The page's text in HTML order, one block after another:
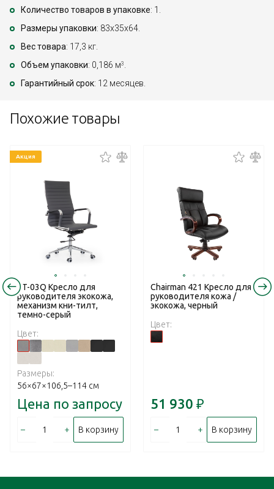
Количество товаров в упаковке: 1.
Размеры упаковки: 83x35x64.
Вес товара: 17,3 кг.
Объем упаковки: 0,186 м3
Гарантийный срок: 12 месяцев.
Похожие товары
Акция
RT-03Q Кресло для
руководителя экокожа,
механизм кни-тилт,
темно-серый
Цвет:
Размеры:
56×67×106,5–114 см
Цена по запросу
– + В корзину
Chairman 421 Кресло для
руководителя кожа /
экокожа, черный
Цвет:
51 930 ₽
– + В корзину